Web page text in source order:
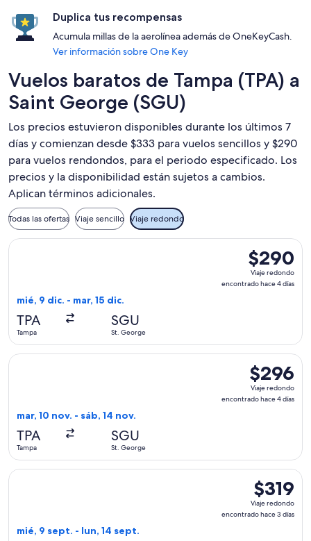
Duplica tus recompensas
Acumula millas de la aerolínea además de OneKeyCash.
Ver información sobre One Key
Vuelos baratos de Tampa (TPA) a
Saint George (SGU)
Los precios estuvieron disponibles durante los últimos 7
días y comienzan desde $333 para vuelos sencillos y $290
para vuelos rendondos, para el periodo especificado. Los
precios y la disponibilidad están sujetos a cambios.
Aplican términos adicionales.
Todas las ofertas Viaje sencillo Viaje redondo
$290
Viaje
redondo,
$290
Viaje redondo
encontrado hace 4 días
mié, 9 dic. - mar, 15 dic.
TPA
Tampa
SGU
St. George
Seleccionar vuelo de American Airlines, con salida el mié,
$296
Viaje
redondo,
$296
Viaje redondo
encontrado hace 4 días
mar, 10 nov. - sáb, 14 nov.
TPA
Tampa
SGU
St. George
Seleccionar vuelo de United, con salida el mar, 10 nov.
$319
Viaje
redondo,
$319
Viaje redondo
encontrado hace 3 días
mié, 9 sept. - lun, 14 sept.
Seleccionar vuelo de United, con salida el mié, 9 sept.